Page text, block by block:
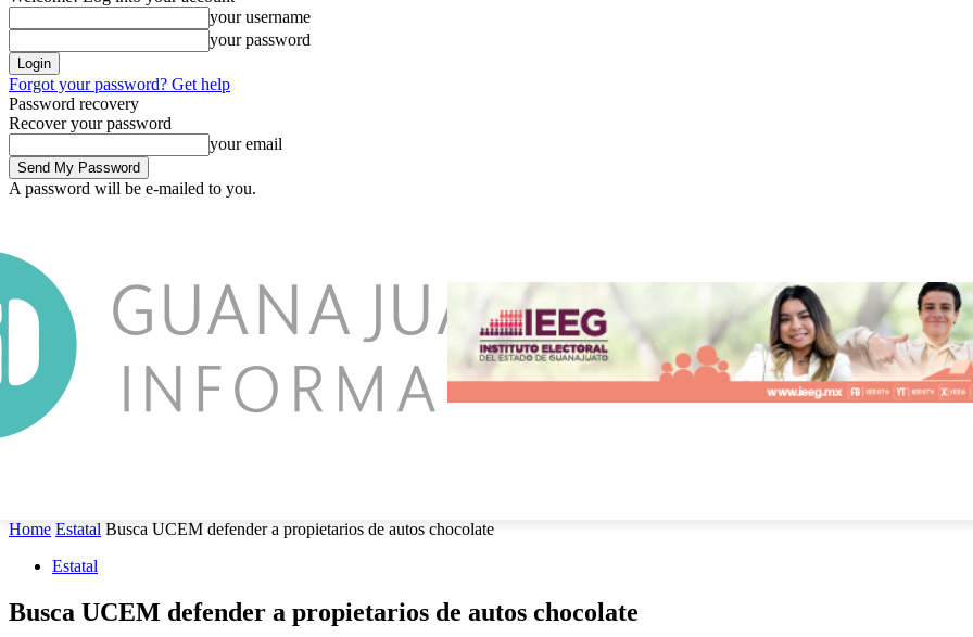
your username
your password
Forgot your password? Get help
Password recovery
Recover your password
your email
A password will be e-mailed to you.
Home Estatal Busca UCEM defender a propietarios de autos chocolate
Estatal
Busca UCEM defender a propietarios de autos chocolate